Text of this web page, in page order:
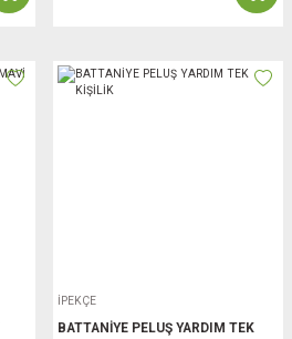
İPEKÇE
BATTANİYE PELUŞ YARDIM TEK